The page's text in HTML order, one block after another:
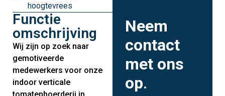
hoogtevrees
Functie
omschrijving
Wij zijn op zoek naar
gemotiveerde
medewerkers voor onze
indoor verticale
tomatenboerderij in
Neem
contact
met ons
op.